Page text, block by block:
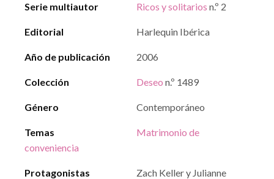
Serie multiautor Ricos y solitarios n.º 2
Editorial Harlequin Ibérica
Año de publicación 2006
Colección Deseo n.º 1489
Género Contemporáneo
Temas
Matrimonio de
conveniencia
Protagonistas
Zach Keller y Julianne